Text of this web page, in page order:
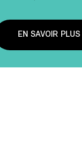
EN SAVOIR PLUS